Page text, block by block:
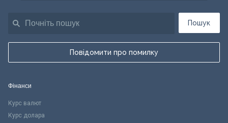
Пошук
Повідомити про помилку
Фінанси
Курс валют
Курс долара